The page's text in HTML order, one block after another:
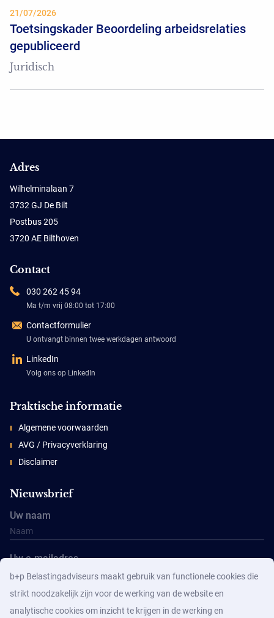
21/07/2026
Toetsingskader Beoordeling arbeidsrelaties
gepubliceerd
Juridisch
Adres
Wilhelminalaan 7
3732 GJ De Bilt
Postbus 205
3720 AE Bilthoven
Contact
030 262 45 94
Ma t/m vrij 08:00 tot 17:00
Contactformulier
U ontvangt binnen twee werkdagen antwoord
LinkedIn
Volg ons op LinkedIn
Praktische informatie
Algemene voorwaarden
AVG / Privacyverklaring
Disclaimer
Nieuwsbrief
Uw naam
Uw e-mailadres
b+p Belastingadviseurs maakt gebruik van functionele cookies die
strikt noodzakelijk zijn voor de werking van de website en
analytische cookies om inzicht te krijgen in de werking en